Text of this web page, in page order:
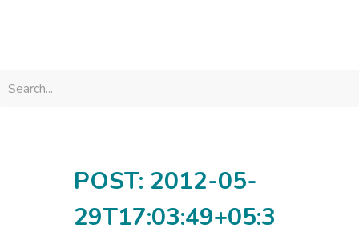
POST: 2012-05-
29T17:03:49+05:3